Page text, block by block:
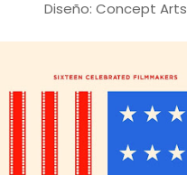
Diseño: Concept Arts